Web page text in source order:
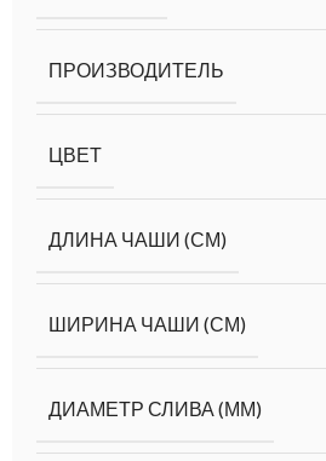
ПРОИЗВОДИТЕЛЬ
ЦВЕТ
ДЛИНА ЧАШИ (СМ)
ШИРИНА ЧАШИ (СМ)
ДИАМЕТР СЛИВА (ММ)